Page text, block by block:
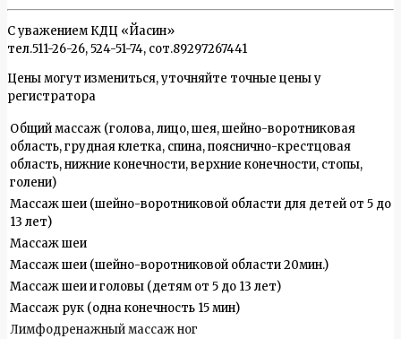
С уважением КДЦ «Йасин»
тел.511-26-26,524-51-74, сот.89297267441
Цены могут измениться, уточняйте точные цены у
регистратора
Общий массаж (голова, лицо, шея, шейно-воротниковая
область, грудная клетка, спина, пояснично-крестцовая
область, нижние конечности, верхние конечности, стопы,
голени)
Массаж шеи (шейно-воротниковой области для детей от 5 до
13 лет)
Массаж шеи
Массаж шеи (шейно-воротниковой области 20мин.)
Массаж шеи и головы (детям от 5 до 13 лет)
Массаж рук (одна конечность 15 мин)
Лимфодренажный массаж ног